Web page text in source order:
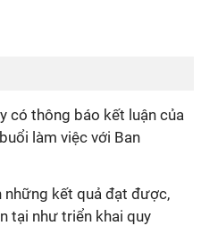
có thông báo kết luận của
làm việc với Ban
những kết quả đạt được,
tại như triển khai quy